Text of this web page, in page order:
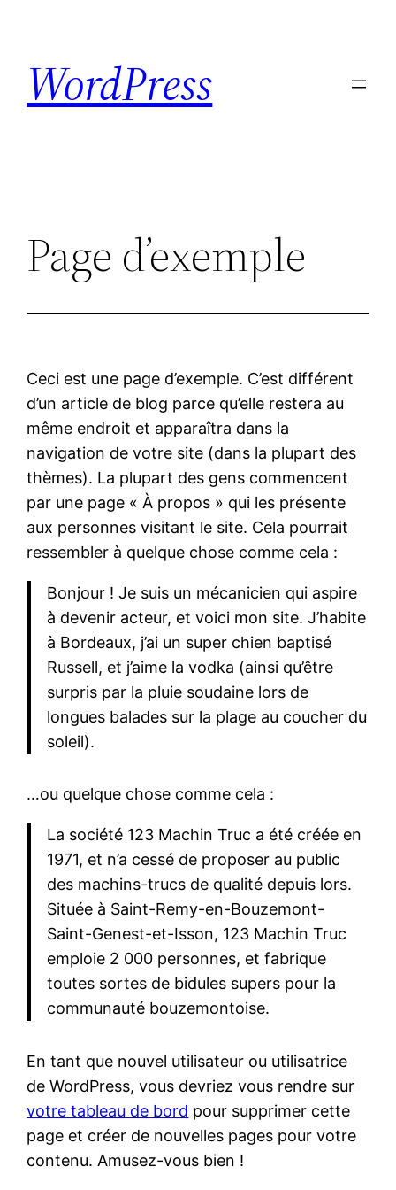
contenu
WordPress
Page d’exemple
Ceci est une page d’exemple. C’est différent
d’un article de blog parce qu’elle restera au
même endroit et apparaîtra dans la
navigation de votre site (dans la plupart des
thèmes). La plupart des gens commencent
par une page « À propos » qui les présente
aux personnes visitant le site. Cela pourrait
ressembler à quelque chose comme cela :
Bonjour ! Je suis un mécanicien qui aspire
à devenir acteur, et voici mon site. J’habite
à Bordeaux, j’ai un super chien baptisé
Russell, et j’aime la vodka (ainsi qu’être
surpris par la pluie soudaine lors de
longues balades sur la plage au coucher du
soleil).
…ou quelque chose comme cela :
La société 123 Machin Truc a été créée en
1971, et n’a cessé de proposer au public
des machins-trucs de qualité depuis lors.
Située à Saint-Remy-en-Bouzemont-
Saint-Genest-et-Isson, 123 Machin Truc
emploie 2 000 personnes, et fabrique
toutes sortes de bidules supers pour la
communauté bouzemontoise.
En tant que nouvel utilisateur ou utilisatrice
de WordPress, vous devriez vous rendre sur
votre tableau de bord pour supprimer cette
page et créer de nouvelles pages pour votre
contenu. Amusez-vous bien !